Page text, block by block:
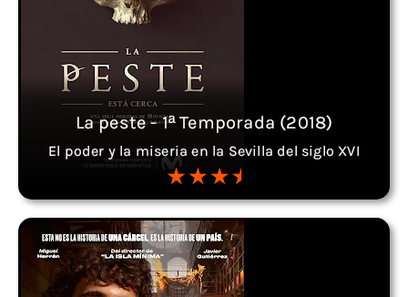
La peste - 1ª Temporada (2018)
El poder y la miseria en la Sevilla del siglo XVI